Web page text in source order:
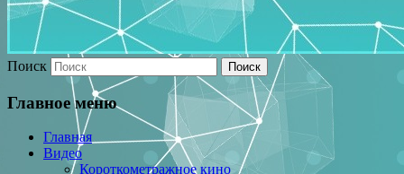
Поиск
Главное меню
Главная
Видео
Короткометражное кино